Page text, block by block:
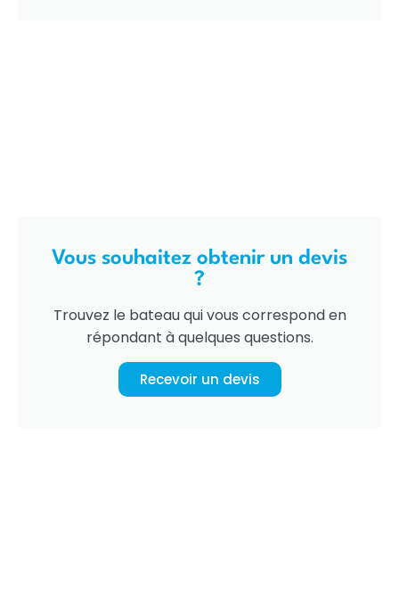
Vous souhaitez obtenir un devis
?
Trouvez le bateau qui vous correspond en
répondant à quelques questions.
Recevoir un devis